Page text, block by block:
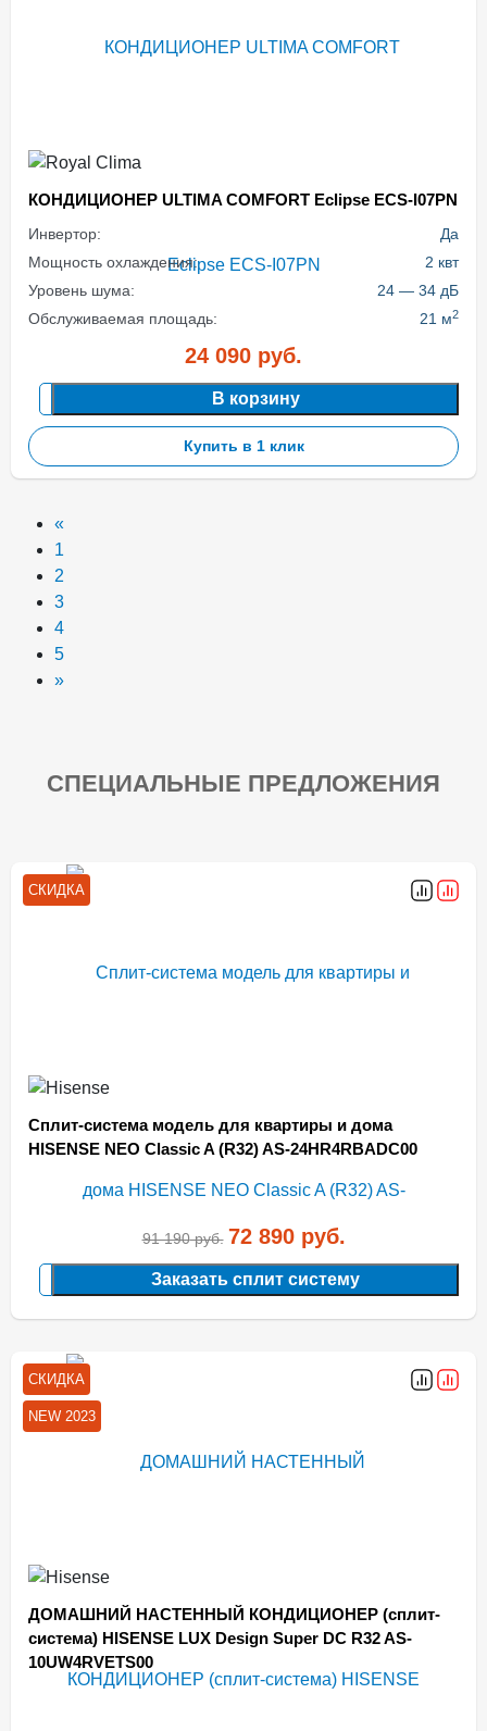
КОНДИЦИОНЕР ULTIMA COMFORT Eclipse ECS-I07PN
Инвертор:
Да
Мощность охлаждения:
2 квт
Уровень шума:
24 — 34 дБ
Обслуживаемая площадь:
21 м2
24 090 руб.
В корзину
Купить в 1 клик
«
1
2
3
4
5
»
СПЕЦИАЛЬНЫЕ ПРЕДЛОЖЕНИЯ
СКИДКА
Сплит-система модель для квартиры и дома
HISENSE NEO Classic A (R32) AS-24HR4RBADC00
91 190руб. 72 890руб.
Заказать сплит систему
СКИДКА
NEW 2023
ДОМАШНИЙ НАСТЕННЫЙ КОНДИЦИОНЕР (сплит-
система) HISENSE LUX Design Super DC R32 AS-
10UW4RVETS00